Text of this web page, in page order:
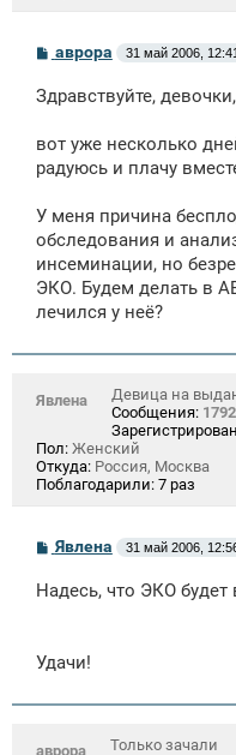
С
о
б
н
и
аврора 31 май 2006, 12:41
Здравствуйте, девочки,
вот уже несколько
радуюсь и плачу
У меня причина
обследования и
инсеминации, но
ЭКО. Будем делать в
лечился у неё?
Явлена
Девица на
Сообщения: 1792
Пол: Женский
Откуда: Россия, Москва
Поблагодарили: 7 раз
С
о
б
и
Явлена 31 май 2006,
Надесь, что ЭКО будет
Удачи!
аврора
Только зачали